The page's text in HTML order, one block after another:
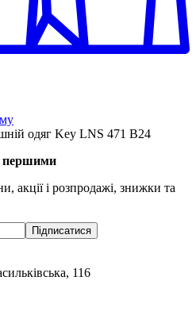
одяг Key LNS 471 B24
першими
акції і розпродажі, знижки та
Підписатися
116